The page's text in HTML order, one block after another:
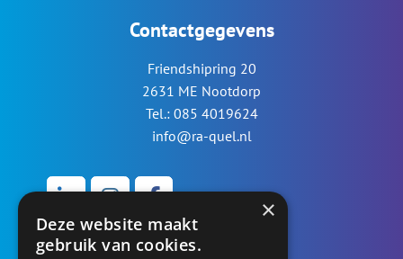
Contactgegevens
Friendshipring 20
2631 ME Nootdorp
Tel.: 085 4019624
info@ra-quel.nl
×
Deze website maakt
gebruik van cookies.